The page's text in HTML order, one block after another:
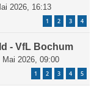
2026, 16:13
1 2 3 4
- VfL Bochum
Mai 2026, 09:00
1 2 3 4 5